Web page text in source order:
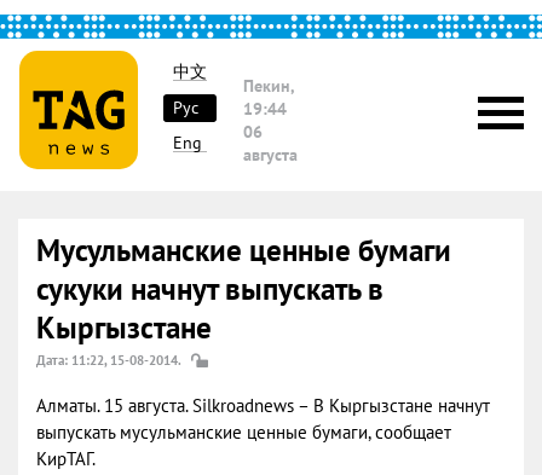
中文
Рус
Eng
Пекин,
19:44
06
августа
Мусульманские ценные бумаги
сукуки начнут выпускать в
Кыргызстане
Дата: 11:22, 15-08-2014.
Алматы. 15 августа. Silkroadnews – В Кыргызстане начнут
выпускать мусульманские ценные бумаги, сообщает
КирТАГ.